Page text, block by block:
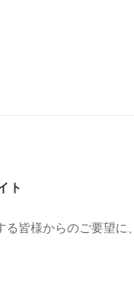
ト
皆様からのご要望に